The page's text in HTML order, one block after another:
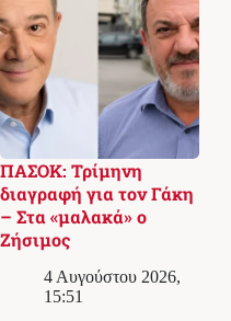
ΠΑΣΟΚ: Τρίμηνη
διαγραφή για τον Γάκη
– Στα «μαλακά» ο
Ζήσιμος
4 Αυγούστου 2026,
15:51